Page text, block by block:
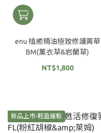
enu 植癒精油極致修護菁華
BM(薰衣草&岩蘭草)
NT$1,800
新品上市-輕盈蓬鬆